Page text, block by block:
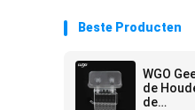
Beste Producten
WGO
de
de